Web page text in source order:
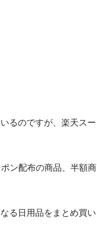
るのですが、楽天スー
ン配布の商品、半額商
る日用品をまとめ買い